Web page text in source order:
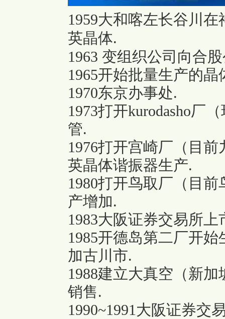
1959大和喀左长谷川
英晶体.
1963 变组织公司向合
1965开始批量生产的
1970东京办事处.
1973打开kurodasho厂
管.
1976打开宫崎厂（目
英晶体谐振器生产.
1980打开鸟取厂（目
产增加.
1983大阪证券交易所上
1985开德岛第二厂开
加古川市.
1988建立大真空（新
销售.
1990~1991大阪证券交